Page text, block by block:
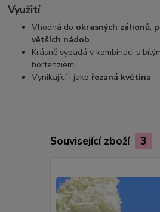
Využití
Vhodná do okrasných záhonů,
větších nádob
Krásně vypadá v kombinaci s
hortenziemi
Vynikající i jako řezaná květina
Související zboží 3